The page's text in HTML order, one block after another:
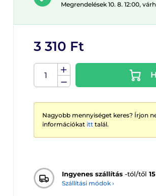
Megrendelések 10. 8. 12:00,
3 310 Ft
Nagyobb mennyiséget keres? Írjon
információkat itt talál.
Ingyenes szállítás -tól/től
Szállítási módok ›